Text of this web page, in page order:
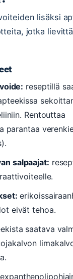
lisäksi
jotka
reseptillä
Rentouttaa
parantaa
salpaajat:
eivät tehoa.
saatava